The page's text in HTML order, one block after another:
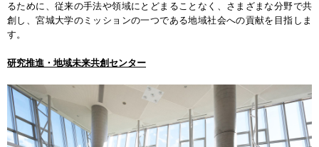
るために、従来の手法や領域にとどまることなく、さまざまな分野で共
創し、宮城大学のミッションの一つである地域社会への貢献を目指しま
す。
研究推進・地域未来共創センター